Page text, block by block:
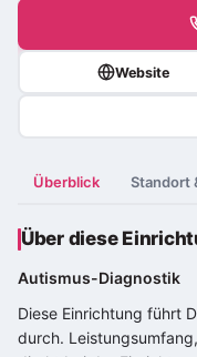
Website
Überblick Standort
Über diese
Autismus-Diagnostik
Diese Einrichtung führt
durch.